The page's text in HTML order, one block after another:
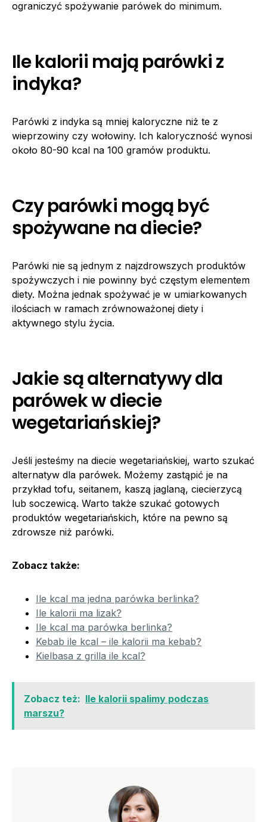
ograniczyć spożywanie parówek do minimum.
Ile kalorii mają parówki z
indyka?
Parówki z indyka są mniej kaloryczne niż te z
wieprzowiny czy wołowiny. Ich kaloryczność wynosi
około 80-90 kcal na 100 gramów produktu.
Czy parówki mogą być
spożywane na diecie?
Parówki nie są jednym z najzdrowszych produktów
spożywczych i nie powinny być częstym elementem
diety. Można jednak spożywać je w umiarkowanych
ilościach w ramach zrównoważonej diety i
aktywnego stylu życia.
Jakie są alternatywy dla
parówek w diecie
wegetariańskiej?
Jeśli jesteśmy na diecie wegetariańskiej, warto szukać
alternatyw dla parówek. Możemy zastąpić je na
przykład tofu, seitanem, kaszą jaglaną, ciecierzycą
lub soczewicą. Warto także szukać gotowych
produktów wegetariańskich, które na pewno są
zdrowsze niż parówki.
Zobacz także:
Ile kcal ma jedna parówka berlinka?
Ile kalorii ma lizak?
Ile kcal ma parówka berlinka?
Kebab ile kcal – ile kalorii ma kebab?
Kielbasa z grilla ile kcal?
Zobacz też: Ile kalorii spalimy podczas
marszu?